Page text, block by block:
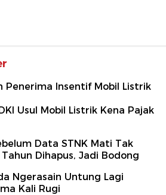
Penerima Insentif Mobil Listrik
Usul Mobil Listrik Kena Pajak
Data STNK Mati Tak
Dihapus, Jadi Bodong
Ngerasain Untung Lagi
Kali Rugi